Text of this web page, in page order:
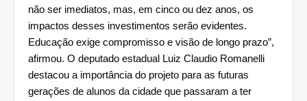
não ser imediatos, mas, em cinco ou dez anos, os
impactos desses investimentos serão evidentes.
Educação exige compromisso e visão de longo prazo”,
afirmou. O deputado estadual Luiz Claudio Romanelli
destacou a importância do projeto para as futuras
gerações de alunos da cidade que passaram a ter